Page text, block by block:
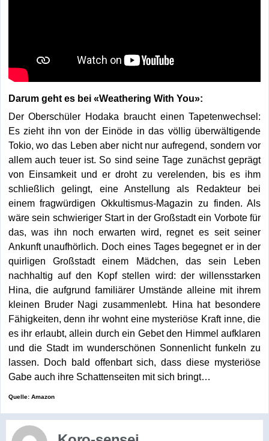
Darum geht es bei «Weathering With You»:
Der Oberschüler Hodaka braucht einen Tapetenwechsel:
Es zieht ihn von der Einöde in das völlig überwältigende
Tokio, wo das Leben aber nicht nur aufregend, sondern vor
allem auch teuer ist. So sind seine Tage zunächst geprägt
von Einsamkeit und er droht zu verelenden, bis es ihm
schließlich gelingt, eine Anstellung als Redakteur bei
einem fragwürdigen Okkultismus-Magazin zu finden. Als
wäre sein schwieriger Start in der Großstadt ein Vorbote für
das, was ihn noch erwarten wird, regnet es seit seiner
Ankunft unaufhörlich. Doch eines Tages begegnet er in der
quirligen Großstadt einem Mädchen, das sein Leben
nachhaltig auf den Kopf stellen wird: der willensstarken
Hina, die aufgrund familiärer Umstände alleine mit ihrem
kleinen Bruder Nagi zusammenlebt. Hina hat besondere
Fähigkeiten, denn ihr wohnt eine mysteriöse Kraft inne, die
es ihr erlaubt, allein durch ein Gebet den Himmel aufklaren
und die Stadt im wunderschönen Sonnenlicht funkeln zu
lassen. Doch bald offenbart sich, dass diese mysteriöse
Gabe auch ihre Schattenseiten mit sich bringt…
Quelle: Amazon